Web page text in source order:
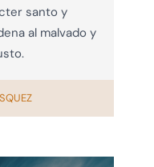
santo y
al malvado y